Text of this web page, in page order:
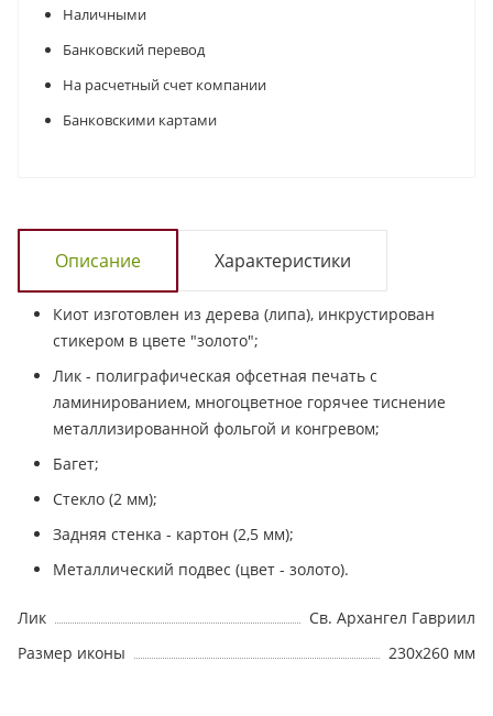
Наличными
Банковский перевод
На расчетный счет компании
Банковскими картами
Описание Характеристики
Киот изготовлен из дерева (липа), инкрустирован
стикером в цвете "золото";
Лик - полиграфическая офсетная печать с
ламинированием, многоцветное горячее тиснение
металлизированной фольгой и конгревом;
Багет;
Стекло (2 мм);
Задняя стенка - картон (2,5 мм);
Металлический подвес (цвет - золото).
Лик
Св. Архангел Гавриил
Размер иконы
230х260 мм